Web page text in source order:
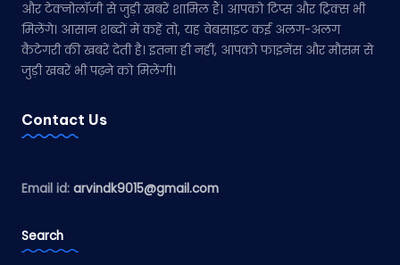
और टेक्नोलॉजी से जुड़ी खबरें शामिल हैं। आपको टिप्स और ट्रिक्स भी
मिलेंगे। आसान शब्दों में कहें तो, यह वेबसाइट कई अलग-अलग
कैटेगरी की खबरें देती है। इतना ही नहीं, आपको फाइनेंस और मौसम से
जुड़ी खबरें भी पढ़ने को मिलेंगी।
Contact Us
Email id: arvindk9015@gmail.com
Search